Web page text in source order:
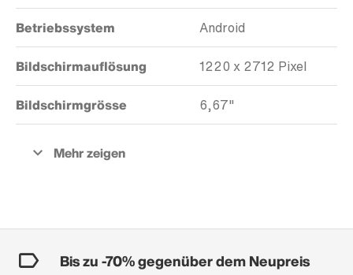
Betriebssystem Android
Bildschirmauflösung 1220 x 2712 Pixel
Bildschirmgrösse 6,67"
Bis zu -70% gegenüber dem Neupreis